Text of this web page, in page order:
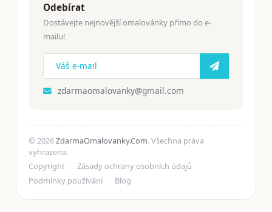
Odebírat
Dostávejte nejnovější omalovánky přímo do e-
mailu!
zdarmaomalovanky@gmail.com
© 2026ZdarmaOmalovanky.Com. Všechna práva
vyhrazena.
Copyright
Zásady ochrany osobních údajů
Podmínky používání
Blog